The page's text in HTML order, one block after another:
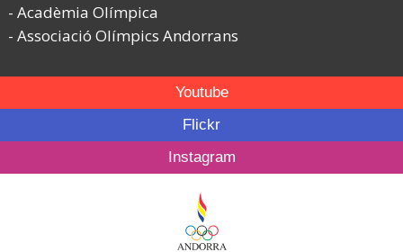
Acadèmia Olímpica
Associació Olímpics Andorrans
Youtube
Flickr
Instagram